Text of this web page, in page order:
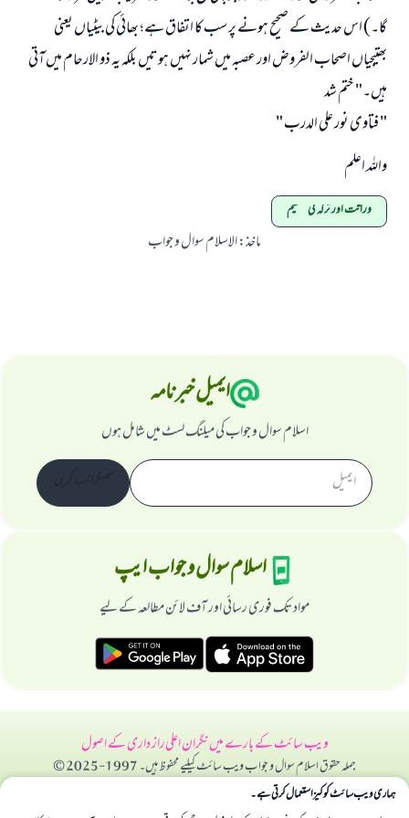
گا۔) اس حدیث کے صحیح ہونے پر سب کا اتفاق ہے؛ بھائی کی بیٹیاں یعنی
بھتیجیاں اصحاب الفروض اور عصبہ میں شمار نہیں ہوتیں بلکہ یہ ذو الارحام میں آتی
ہیں۔" ختم شد
" فتاوى نور على الدرب "
واللہ اعلم
وراثت اور ترکہ کی تقسیم
ماخذ:الاسلام سوال و جواب
ایمیل خبرنامہ
اسلام سوال و جواب کی میلنگ لسٹ میں شامل ہوں
اسلام سوال و جواب ایپ
مواد تک فوری رسائی اور آف لائن مطالعہ کے لیے
ویب سائٹ کے بارے میںنگران اعلیراز داری کے اصول
جملہ حقوق اسلام سوال و جواب ویب سائٹ کیلیے محفوظ ہیں۔ 1997-2025 ©
ہماری ویب سائٹ کوکیز استعمال کرتی ہے۔